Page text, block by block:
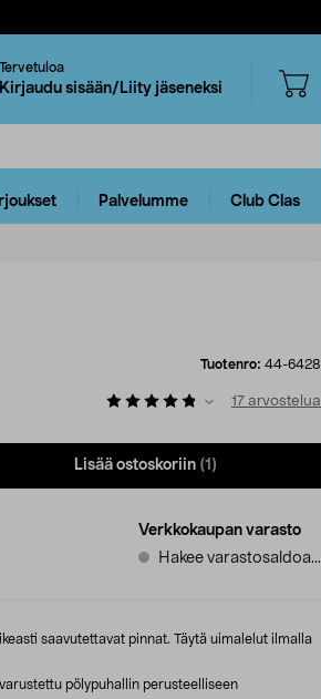
Tervetuloa
Kirjaudu sisään/Liity jäseneksi
Palvelumme Club Clas
Tuotenro: 44-6428
17 arvostelua
Lisää ostoskoriin (1)
Verkkokaupan varasto
Hakee varastosaldoa...
saavutettavat pinnat. Täytä uimalelut ilmalla
pölypuhallin perusteelliseen